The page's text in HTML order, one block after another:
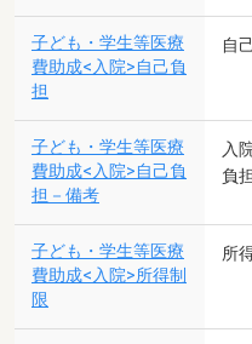
子ども・学生等医療
費助成<入院>自己負
担
自
子ども・学生等医療
費助成<入院>自己負
担－備考
入
負
子ども・学生等医療
費助成<入院>所得制
限
所